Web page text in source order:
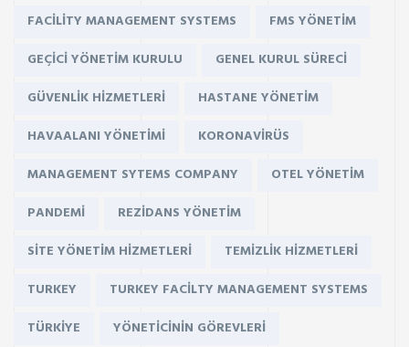
FACILITY MANAGEMENT SYSTEMS
FMS YÖNETIM
GEÇICI YÖNETIM KURULU
GENEL KURUL SÜRECI
GÜVENLIK HIZMETLERI
HASTANE YÖNETIM
HAVAALANI YÖNETIMI
KORONAVIRÜS
MANAGEMENT SYTEMS COMPANY
OTEL YÖNETIM
PANDEMI
REZIDANS YÖNETIM
SITE YÖNETIM HIZMETLERI
TEMIZLIK HIZMETLERI
TURKEY
TURKEY FACILTY MANAGEMENT SYSTEMS
TÜRKIYE
YÖNETICININ GÖREVLERI